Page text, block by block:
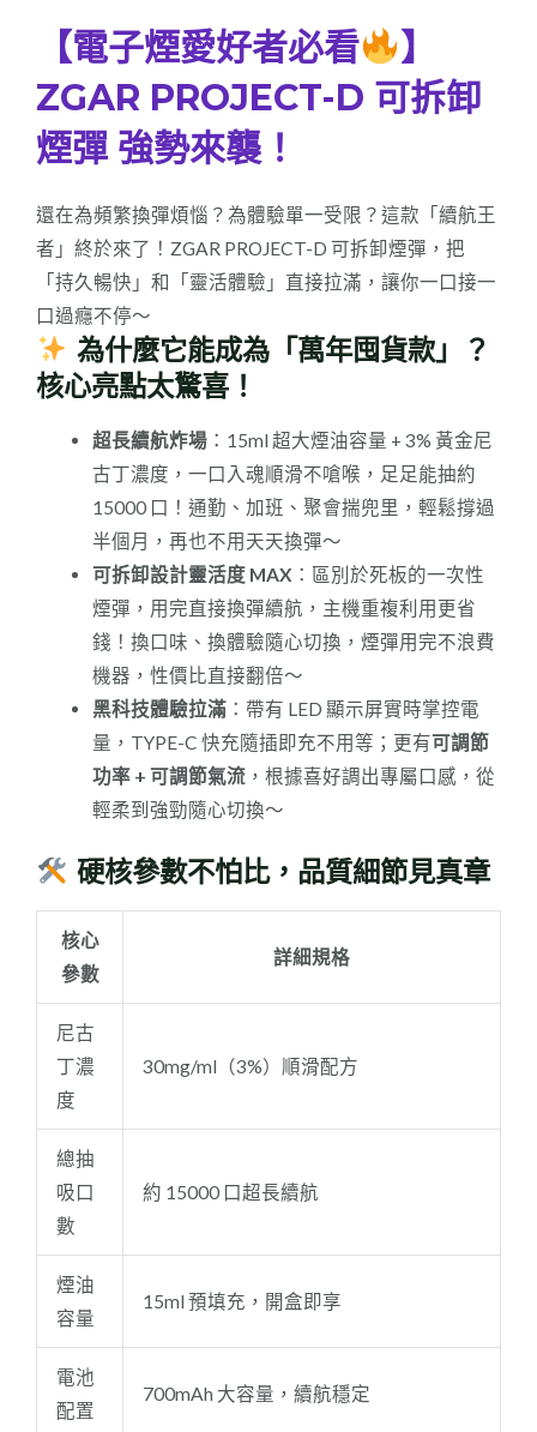
【電子煙愛好者必看
】
ZGAR PROJECT-D 可拆卸
煙彈 強勢來襲！
還在為頻繁換彈煩惱？為體驗單一受限？這款「續航王
者」終於來了！ZGAR PROJECT-D 可拆卸煙彈，把
「持久暢快」和「靈活體驗」直接拉滿，讓你一口接一
口過癮不停～
為什麼它能成為「萬年囤貨款」？
核心亮點太驚喜！
超長續航炸場：15ml 超大煙油容量 + 3% 黃金尼
古丁濃度，一口入魂順滑不嗆喉，足足能抽約
15000 口！通勤、加班、聚會揣兜里，輕鬆撐過
半個月，再也不用天天換彈～
可拆卸設計靈活度 MAX ：區別於死板的一次性
煙彈，用完直接換彈續航，主機重複利用更省
錢！換口味、換體驗隨心切換，煙彈用完不浪費
機器，性價比直接翻倍～
黑科技體驗拉滿：帶有 LED 顯示屏實時掌控電
量，TYPE-C 快充隨插即充不用等；更有可調節
功率 + 可調節氣流，根據喜好調出專屬口感，從
輕柔到強勁隨心切換～
硬核參數不怕比，品質細節見真章
核心
參數
詳細規格
尼古
丁濃
度
30mg/ml（3%）順滑配方
總抽
吸口
數
約 15000 口超長續航
煙油
容量
15ml 預填充，開盒即享
電池
配置
700mAh 大容量，續航穩定